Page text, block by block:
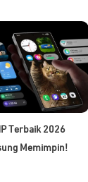
Terbaik 2026
Memimpin!